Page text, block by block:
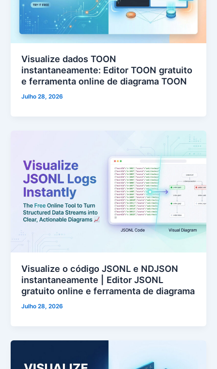
Visualize dados TOON
instantaneamente: Editor TOON gratuito
e ferramenta online de diagrama TOON
Julho 28, 2026
Visualize o código JSONL e NDJSON
instantaneamente | Editor JSONL
gratuito online e ferramenta de diagrama
Julho 28, 2026